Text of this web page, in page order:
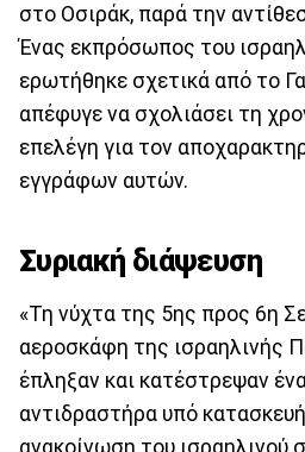
στο Οσιράκ, παρά την
Ένας εκπρόσωπος του
ερωτήθηκε σχετικά από το
απέφυγε να σχολιάσει τη
επελέγη για τον
εγγράφων αυτών.
Συριακή διάψευση
«Τη νύχτα της 5ης προς 6η
αεροσκάφη της ισραηλινής
έπληξαν και κατέστρεψαν
αντιδραστήρα υπό
ανακοίνωση του ισραηλινού